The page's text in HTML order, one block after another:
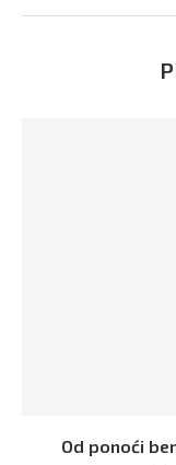
Od ponoći